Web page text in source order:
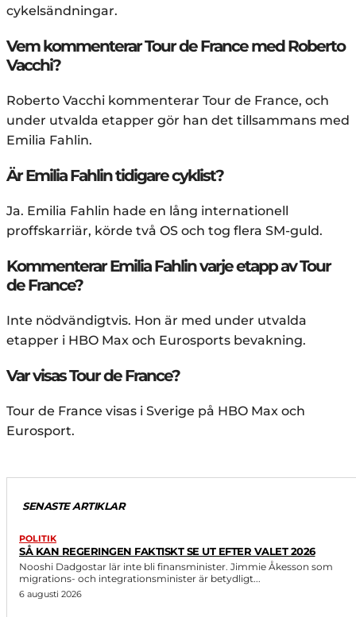
cykelsändningar.
Vem kommenterar Tour de France med Roberto
Vacchi?
Roberto Vacchi kommenterar Tour de France, och
under utvalda etapper gör han det tillsammans med
Emilia Fahlin.
Är Emilia Fahlin tidigare cyklist?
Ja. Emilia Fahlin hade en lång internationell
proffskarriär, körde två OS och tog flera SM-guld.
Kommenterar Emilia Fahlin varje etapp av Tour
de France?
Inte nödvändigtvis. Hon är med under utvalda
etapper i HBO Max och Eurosports bevakning.
Var visas Tour de France?
Tour de France visas i Sverige på HBO Max och
Eurosport.
SENASTE ARTIKLAR
POLITIK
SÅ KAN REGERINGEN FAKTISKT SE UT EFTER VALET 2026
Nooshi Dadgostar lär inte bli finansminister. Jimmie Åkesson som
migrations- och integrationsminister är betydligt...
6 augusti 2026